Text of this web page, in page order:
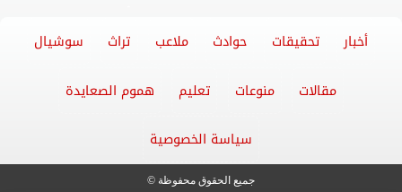
أخبار تحقيقات حوادث ملاعب تراث سوشيال
مقالات منوعات تعليم هموم الصعايدة
سياسة الخصوصية
جميع الحقوق محفوظة ©